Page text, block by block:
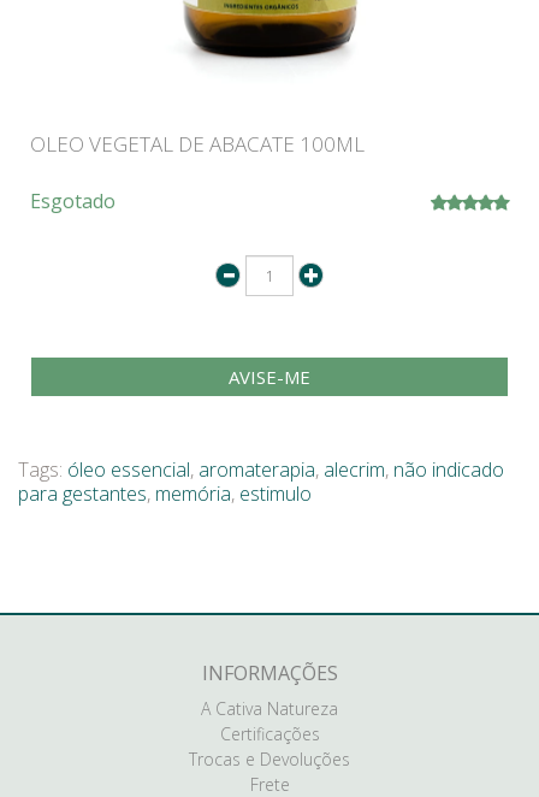
OLEO VEGETAL DE ABACATE 100ML
Esgotado
AVISE-ME
Tags: óleo essencial, aromaterapia, alecrim, não indicado
para gestantes, memória, estimulo
INFORMAÇÕES
A Cativa Natureza
Certificações
Trocas e Devoluções
Frete